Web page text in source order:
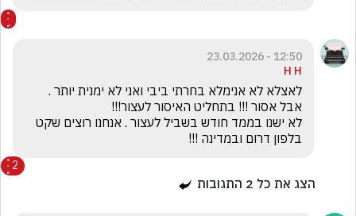
12:50 - 23.03.2026
H H
בלפון דרום ובמדינה !!!
2
הצג את כל 2 התגובות